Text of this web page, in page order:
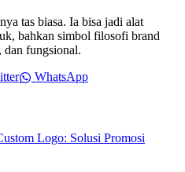
tas biasa. Ia bisa jadi alat
bahkan simbol filosofi brand
fungsional.
WhatsApp